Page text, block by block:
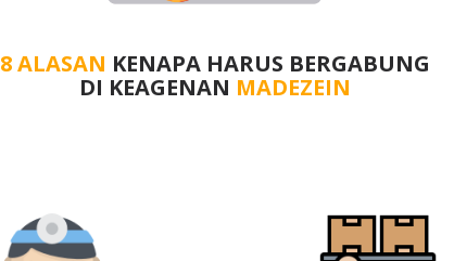
8 ALASAN KENAPA HARUS BERGABUNG
DI KEAGENAN MADEZEIN